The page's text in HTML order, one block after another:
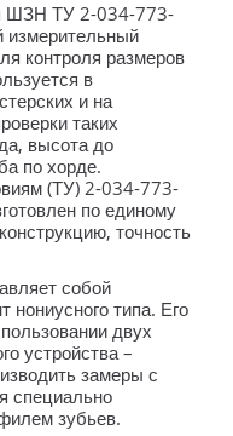
ШЗН ТУ 2-034-773-
измерительный
контроля размеров
в
и на
таких
высота до
по хорде.
(ТУ) 2-034-773-
по единому
точность
собой
нониусного типа. Его
двух
устройства –
замеры с
специально
зубьев.